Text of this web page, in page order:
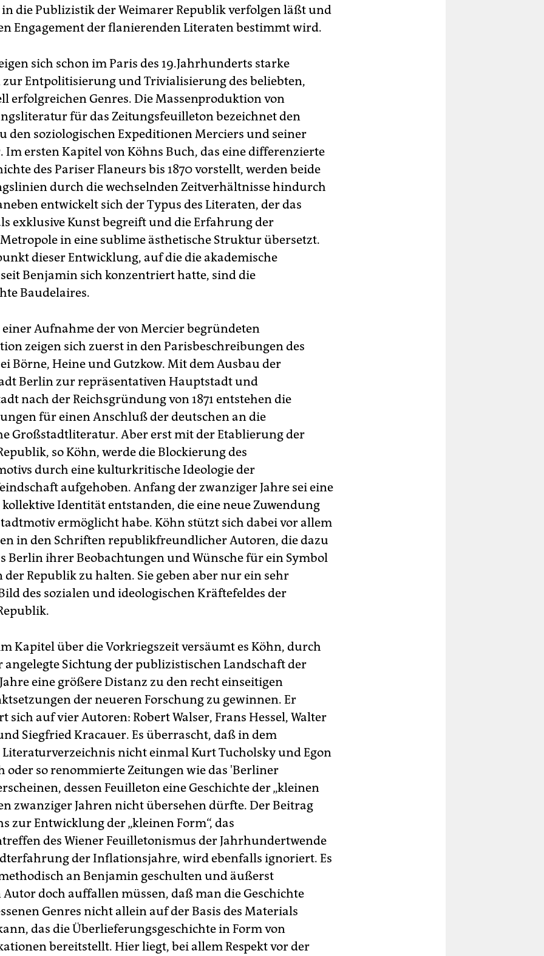
in die Publizistik der Weimarer Republik verfolgen läßt und
Engagement der flanierenden Literaten bestimmt wird.
sich schon im Paris des 19.Jahrhunderts starke
zur Entpolitisierung und Trivialisierung des beliebten,
erfolgreichen Genres. Die Massenproduktion von
für das Zeitungsfeuilleton bezeichnet den
den soziologischen Expeditionen Merciers und seiner
Im ersten Kapitel von Köhns Buch, das eine differenzierte
des Pariser Flaneurs bis 1870 vorstellt, werden beide
durch die wechselnden Zeitverhältnisse hindurch
entwickelt sich der Typus des Literaten, der das
exklusive Kunst begreift und die Erfahrung der
in eine sublime ästhetische Struktur übersetzt.
dieser Entwicklung, auf die die akademische
Benjamin sich konzentriert hatte, sind die
Baudelaires.
einer Aufnahme der von Mercier begründeten
zeigen sich zuerst in den Parisbeschreibungen des
Börne, Heine und Gutzkow. Mit dem Ausbau der
Berlin zur repräsentativen Hauptstadt und
nach der Reichsgründung von 1871 entstehen die
für einen Anschluß der deutschen an die
Großstadtliteratur. Aber erst mit der Etablierung der
so Köhn, werde die Blockierung des
durch eine kulturkritische Ideologie der
aufgehoben. Anfang der zwanziger Jahre sei eine
Identität entstanden, die eine neue Zuwendung
ermöglicht habe. Köhn stützt sich dabei vor allem
in den Schriften republikfreundlicher Autoren, die dazu
Berlin ihrer Beobachtungen und Wünsche für ein Symbol
der Republik zu halten. Sie geben aber nur ein sehr
des sozialen und ideologischen Kräftefeldes der
Kapitel über die Vorkriegszeit versäumt es Köhn, durch
angelegte Sichtung der publizistischen Landschaft der
eine größere Distanz zu den recht einseitigen
der neueren Forschung zu gewinnen. Er
sich auf vier Autoren: Robert Walser, Frans Hessel, Walter
Siegfried Kracauer. Es überrascht, daß in dem
nicht einmal Kurt Tucholsky und Egon
oder so renommierte Zeitungen wie das 'Berliner
dessen Feuilleton eine Geschichte der „kleinen
zwanziger Jahren nicht übersehen dürfte. Der Beitrag
zur Entwicklung der „kleinen Form“, das
des Wiener Feuilletonismus der Jahrhundertwende
der Inflationsjahre, wird ebenfalls ignoriert. Es
an Benjamin geschulten und äußerst
Autor doch auffallen müssen, daß man die Geschichte
Genres nicht allein auf der Basis des Materials
das die Überlieferungsgeschichte in Form von
bereitstellt. Hier liegt, bei allem Respekt vor der